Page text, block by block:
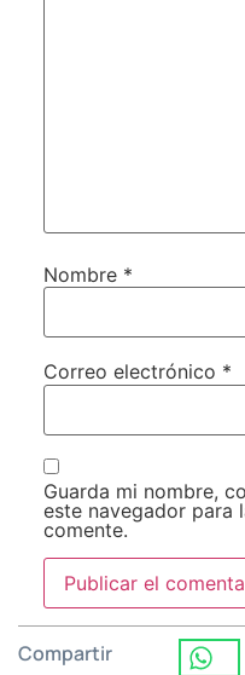
Nombre *
Correo electrónico *
Guarda mi nombre,
este navegador para
comente.
Compartir